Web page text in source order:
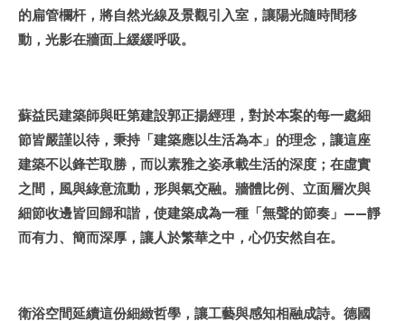
的扁管欄杆，將自然光線及景觀引入室，讓陽光隨時間移
動，光影在牆面上緩緩呼吸。
蘇益民建築師與旺第建設郭正揚經理，對於本案的每一處細
節皆嚴謹以待，秉持「建築應以生活為本」的理念，讓這座
建築不以鋒芒取勝，而以素雅之姿承載生活的深度；在虛實
之間，風與綠意流動，形與氣交融。牆體比例、立面層次與
細節收邊皆回歸和諧，使建築成為一種「無聲的節奏」——靜
而有力、簡而深厚，讓人於繁華之中，心仍安然自在。
衛浴空間延續這份細緻哲學，讓工藝與感知相融成詩。德國